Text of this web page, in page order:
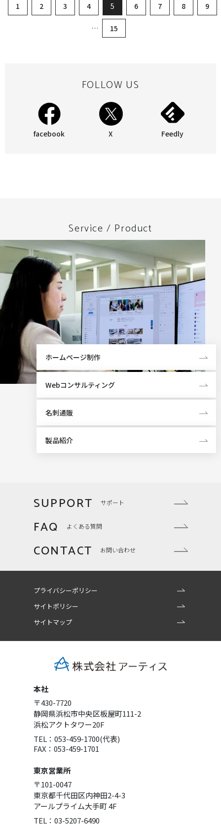
1 2 3 4 5 6 7 8 9
… 15
FOLLOW US
facebook X Feedly
Service / Product
ホームページ制作
Webコンサルティング
名刺通販
製品紹介
SUPPORT サポート
FAQ よくある質問
CONTACT お問い合わせ
プライバシーポリシー
サイトポリシー
サイトマップ
本社
〒430-7720
静岡県浜松市中央区板屋町111-2
浜松アクトタワー20F
TEL：053-459-1700(代表)
FAX：053-459-1701
東京営業所
〒101-0047
東京都千代田区内神田2-4-3
アールプライム大手町 4F
TEL：03-5207-6490